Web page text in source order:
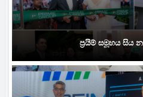
ප්‍රයිම් සමූහය සිය